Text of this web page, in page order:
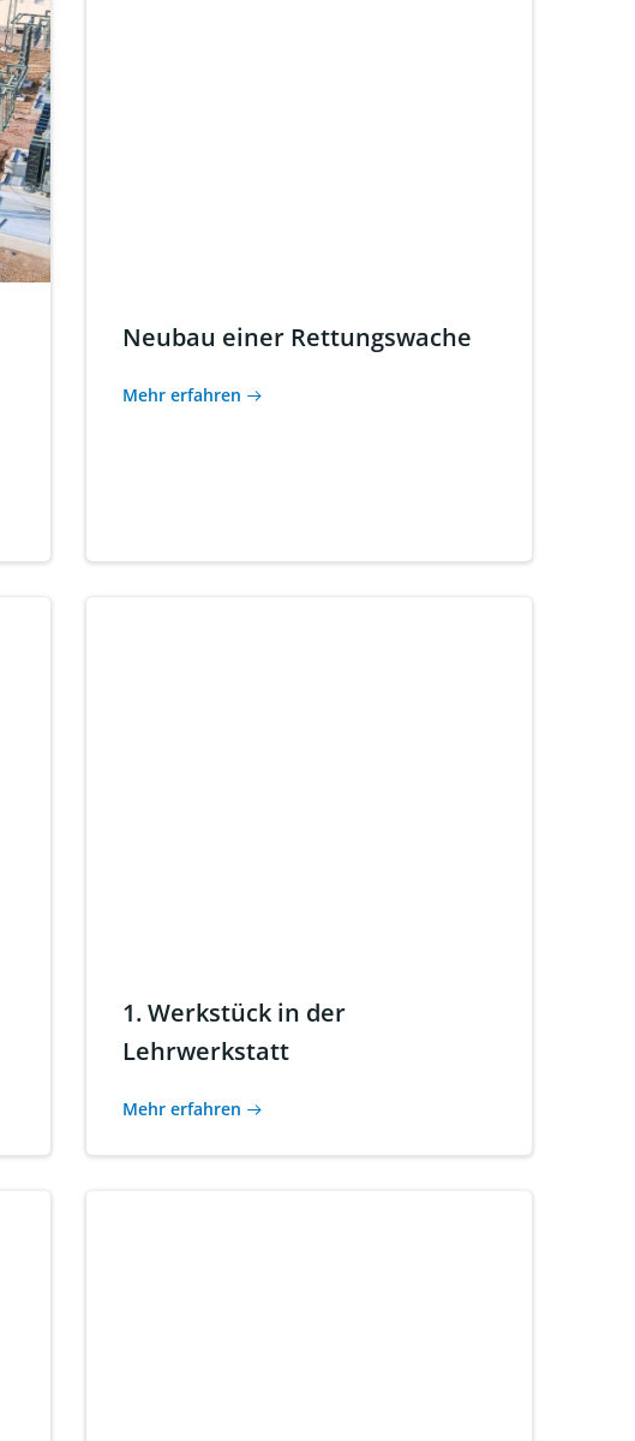
Neubau einer Rettungswache
Mehr erfahren
1. Werkstück in der
Lehrwerkstatt
Mehr erfahren